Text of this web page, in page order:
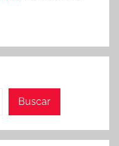
Buscar